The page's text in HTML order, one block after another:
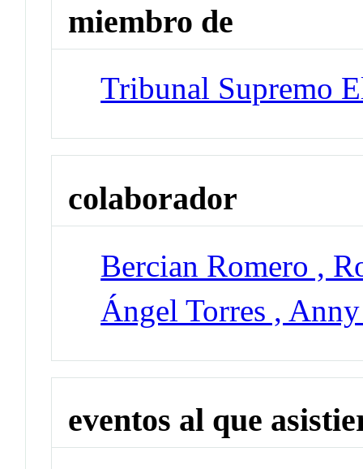
miembro de
Tribunal Supremo
colaborador
Bercian Romero ,
Ángel Torres ,
eventos al que